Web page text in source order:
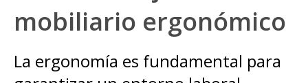
mobiliario ergonómico
La ergonomía es fundamental para